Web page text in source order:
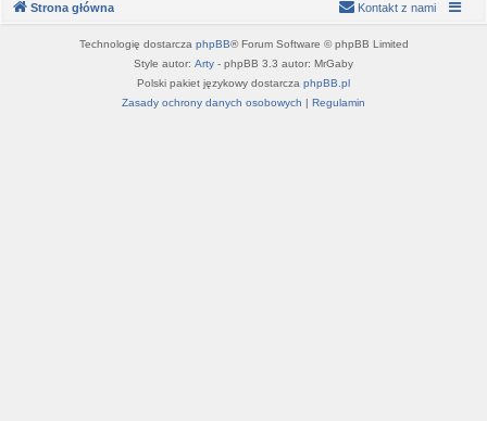
Strona główna Kontakt z nami
Technologię dostarcza phpBB® Forum Software © phpBB Limited
Style autor: Arty - phpBB 3.3 autor: MrGaby
Polski pakiet językowy dostarcza phpBB.pl
Zasady ochrony danych osobowych | Regulamin